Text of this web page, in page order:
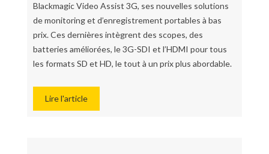
Blackmagic Video Assist 3G, ses nouvelles solutions
de monitoring et d’enregistrement portables à bas
prix. Ces dernières intègrent des scopes, des
batteries améliorées, le 3G-SDI et l’HDMI pour tous
les formats SD et HD, le tout à un prix plus abordable.
Lire l'article